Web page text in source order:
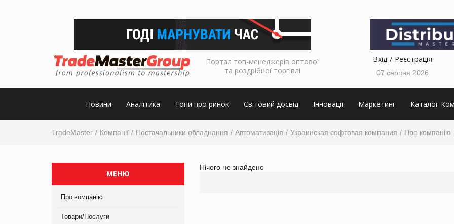
Портал топ-менеджерів оптової
та роздрібної торгівлі
Вхід Реєстрація
07 серпня 2026
Новини Аналітика Топи про ринок Світовий досвід Інновації Маркетинг Каталог
TradeMaster Компанії Постачальники обладнання Автоматизація Украинская софтовая компания Про компанію
МЕНЮ
Про компанію
Товари/Послуги
Нічого не знайдено